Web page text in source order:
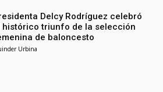
Delcy Rodríguez celebró
histórico triunfo de la selección
de baloncesto
Urbina